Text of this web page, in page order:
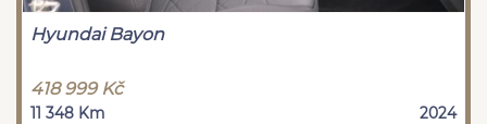
Hyundai Bayon
418 999 Kč
11 348 Km 2024